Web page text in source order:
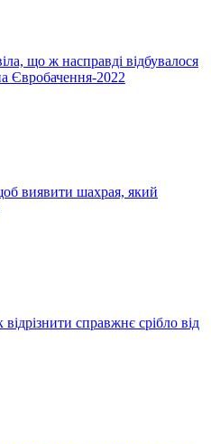
що ж насправді відбувалося
Євробачення-2022
виявити шахрая, який
справжнє срібло від